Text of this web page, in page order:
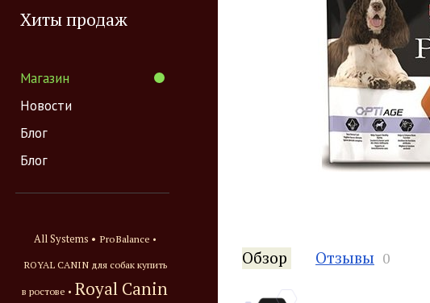
Хиты продаж
Магазин
Новости
Блог
Блог
All Systems • ProBalance •
ROYAL CANIN для собак купить
в ростове • Royal Canin
Обзор Отзывы 0